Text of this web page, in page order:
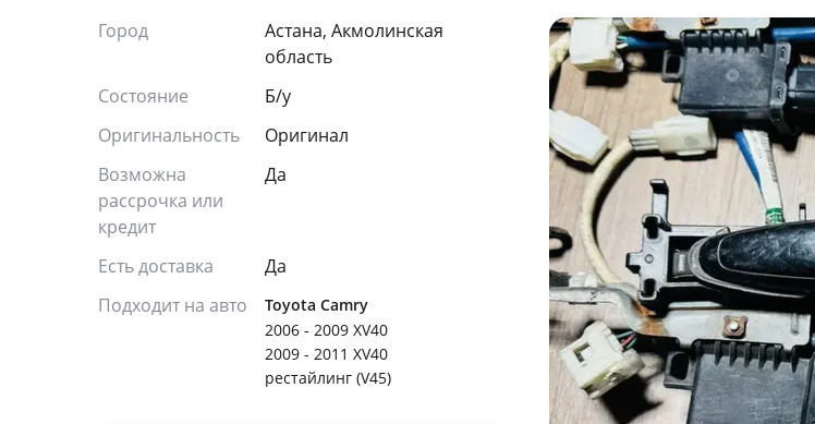
Город
Астана, Акмолинская
область
Состояние
Б/y
Оригинальность
Оригинал
Возможна
рассрочка или
кредит
Да
Есть доставка
Да
Подходит на авто
Toyota Camry
2006 - 2009 XV40
2009 - 2011 XV40
рестайлинг (V45)